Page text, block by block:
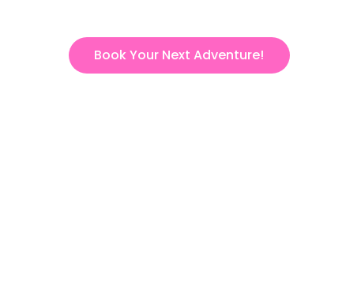
Book Your Next Adventure!